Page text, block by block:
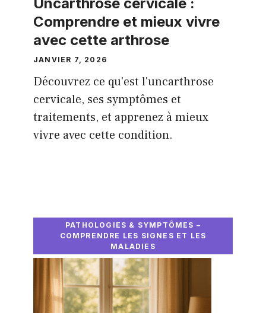
Comprendre et mieux vivre
avec cette arthrose
JANVIER 7, 2026
Découvrez ce qu'est l'uncarthrose
cervicale, ses symptômes et
traitements, et apprenez à mieux
vivre avec cette condition.
PATHOLOGIES & SYMPTÔMES –
COMPRENDRE LES SIGNES ET LES
MALADIES